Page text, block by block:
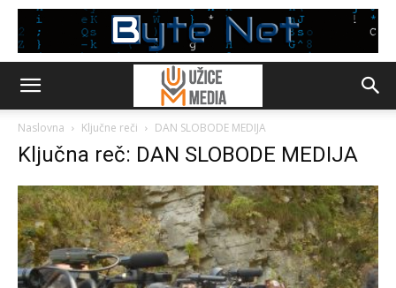
Naslovna Ključne reči DAN SLOBODE MEDIJA
Ključna reč: DAN SLOBODE MEDIJA